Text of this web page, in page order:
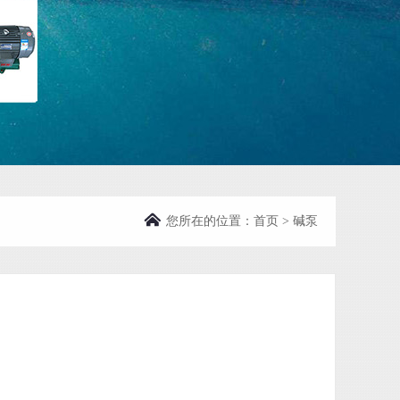
首页 > 碱泵
您所在的位置：